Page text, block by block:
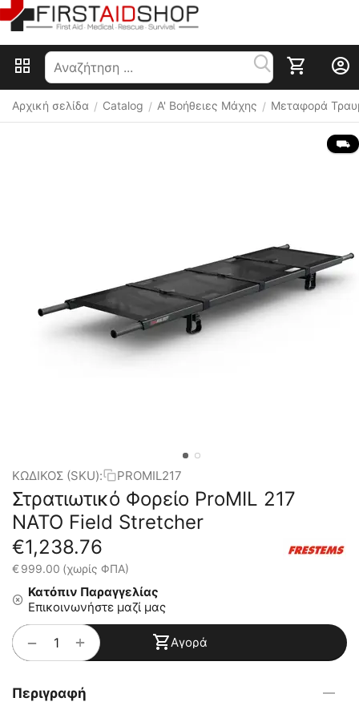
Αρχική σελίδα / Catalog / Α' Βοήθειες Μάχης / Μεταφορά
⛟
ΚΩΔΙΚΟΣ (SKU): PROMIL217
Στρατιωτικό Φορείο ProMIL 217
NATO Field Stretcher
€1,238.76
€999.00 (χωρίς ΦΠΑ)
Κατόπιν Παραγγελίας
Επικοινωνήστε μαζί μας
+
− Αγορά
Περιγραφή